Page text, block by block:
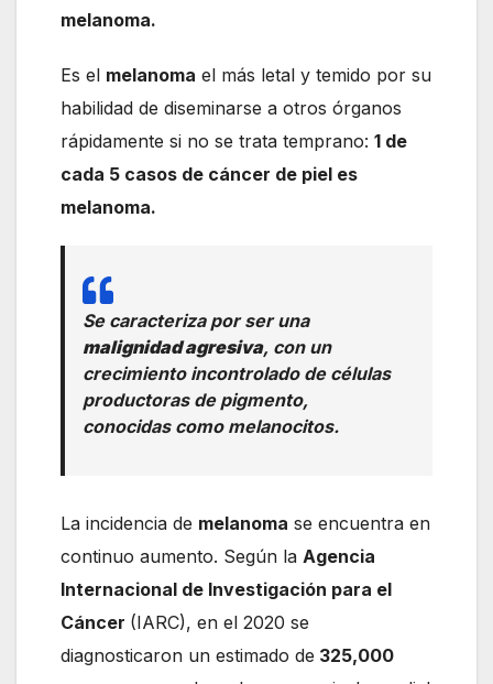
melanoma.
Es el melanoma el más letal y temido por su
habilidad de diseminarse a otros órganos
rápidamente si no se trata temprano: 1 de
cada 5 casos de cáncer de piel es
melanoma.
Se caracteriza por ser una
malignidad agresiva, con un
crecimiento incontrolado de células
productoras de pigmento,
conocidas como melanocitos.
La incidencia de melanoma se encuentra en
continuo aumento. Según la Agencia
Internacional de Investigación para el
Cáncer (IARC), en el 2020 se
diagnosticaron un estimado de 325,000